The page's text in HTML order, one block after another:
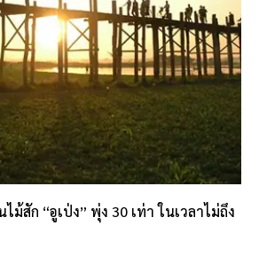
ม้สัก “อูเป่ง” พุ่ง 30 เท่า ในเวลาไม่ถึง